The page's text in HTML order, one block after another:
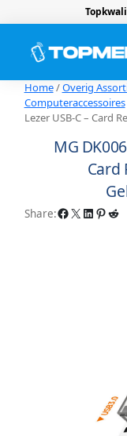
Home/Overig
Computeraccessoires
Lezer USB-C – Card
MG
Card
Share:Facebook X LinkedIn Pinterest Reddit